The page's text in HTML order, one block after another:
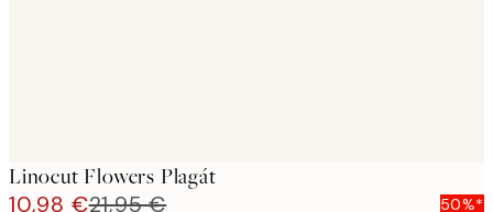
Linocut Flowers Plagát
10,98 €21,95 € 50%*